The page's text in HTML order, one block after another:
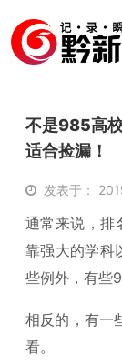
不是985高
适合捡漏！
发表于：
通常来说，排
靠强大的学科
些例外，有些
相反的，有一
看。